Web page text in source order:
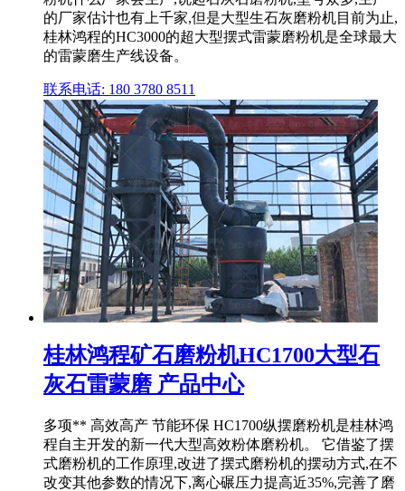
的厂家估计也有上千家,但是大型生石灰磨粉机目前为止,
桂林鸿程的HC3000的超大型摆式雷蒙磨粉机是全球最大
的雷蒙磨生产线设备。
联系电话: 180 3780 8511
桂林鸿程矿石磨粉机HC1700大型石
灰石雷蒙磨 产品中心
多项** 高效高产 节能环保 HC1700纵摆磨粉机是桂林鸿
程自主开发的新一代大型高效粉体磨粉机。 它借鉴了摆
式磨粉机的工作原理,改进了摆式磨粉机的摆动方式,在不
改变其他参数的情况下,离心碾压力提高近35%,完善了磨